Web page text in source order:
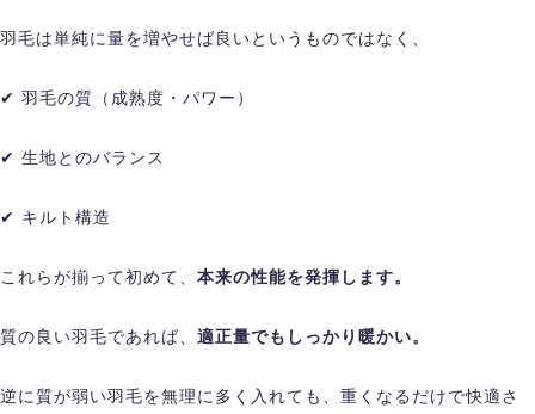
羽毛は単純に量を増やせば良いというものではなく、
✔ 羽毛の質（成熟度・パワー）
✔ 生地とのバランス
✔ キルト構造
これらが揃って初めて、 本来の性能を発揮します。
質の良い羽毛であれば、 適正量でもしっかり暖かい。
逆に質が弱い羽毛を無理に多く入れても、重くなるだけで快適さ